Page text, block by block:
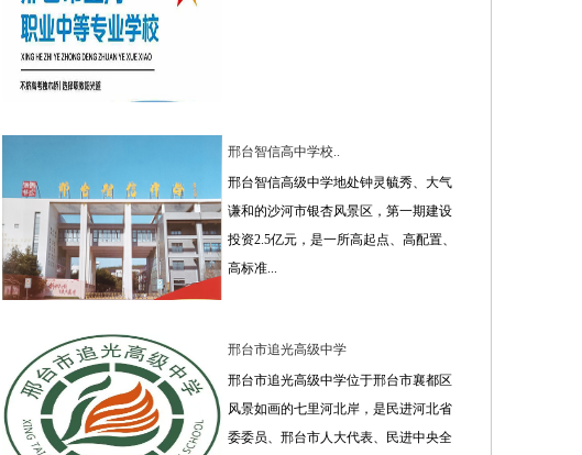
邢台智信高中学校..
邢台智信高级中学地处钟灵毓秀、大气
谦和的沙河市银杏风景区，第一期建设
投资2.5亿元，是一所高起点、高配置、
高标准...
邢台市追光高级中学
邢台市追光高级中学位于邢台市襄都区
风景如画的七里河北岸，是民进河北省
委委员、邢台市人大代表、民进中央全